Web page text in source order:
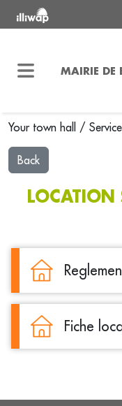
MAIRIE DE
Your town hall /
Back
LOCATION
Fiche